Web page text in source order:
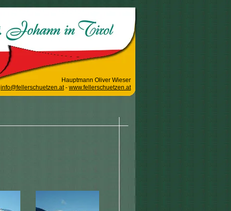
Hauptmann Oliver Wieser
info@fellerschuetzen.at- www.fellerschuetzen.at